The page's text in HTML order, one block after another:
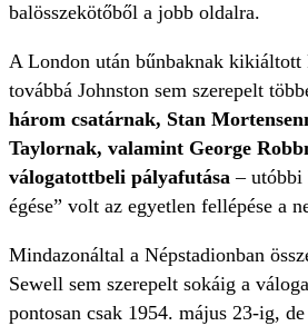
balösszekötőből a jobb oldalra.
A London után bűnbaknak kikiáltott
továbbá Johnston sem szerepelt
három csatárnak, Stan
Taylornak, valamint George
válogatottbeli pályafutása– utóbbi
égése” volt az egyetlen fellépése a
Mindazonáltal a Népstadionban
Sewell sem szerepelt sokáig a
pontosan csak 1954. május 23-ig,